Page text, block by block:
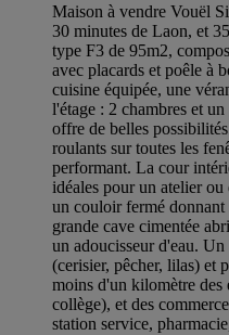
Maison à vendre Vouël
30 minutes de Laon, et
type F3 de 95m2,
avec placards et poêle à
cuisine équipée, une
l'étage : 2 chambres et
offre de belles
roulants sur toutes les
performant. La cour
idéales pour un atelier
un couloir fermé
grande cave cimentée
un adoucisseur d'eau.
(cerisier, pêcher, lilas) et
moins d'un kilomètre des
collège), et des
station service,